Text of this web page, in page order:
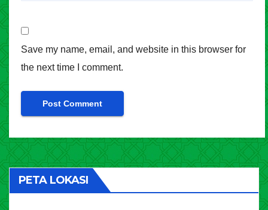
Save my name, email, and website in this browser for
the next time I comment.
PETA LOKASI